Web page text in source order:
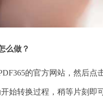
么做？
的官方网站，然后点
始转换过程，稍等片刻